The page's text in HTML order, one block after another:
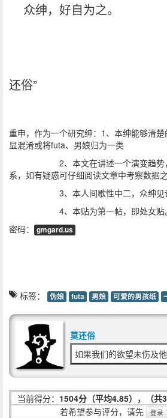
众绅，好自为之。
——研
还俗”
重申，作为一个研究绅：1、本绅能够清
显混淆或将futa、男娘归为一类
2、本文在讲述一个演变趋势，
系，如有疑惑可仔细阅读文章中考察数据之
3、本人间歇性中二，众绅见谅
4、本贴为第一帖，即处女贴。
密码：
gmgard.us
标签： 伪娘 futa 男娘 可爱的男孩纸
莫还俗
如果我们的欲望未伤及
当前得分： 1504分（平均4.85），（共
若希望参与评分，请先
登录